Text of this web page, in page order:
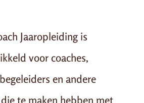
Jaaropleiding is
voor coaches,
en andere
te maken hebben met